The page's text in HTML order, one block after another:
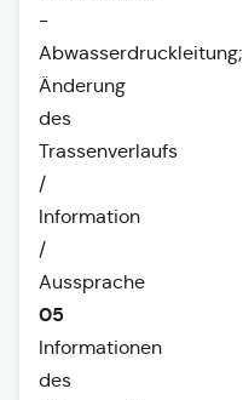
-
Abwasserdruckleitung;
Änderung
des
Trassenverlaufs
/
Information
/
Aussprache
05
Informationen
des